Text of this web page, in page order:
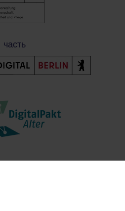
часть